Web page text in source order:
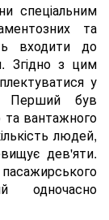
спеціальним
та
входити до
Згідно з цим
у
Перший був
та вантажного
людей,
дев'яти.
одночасно